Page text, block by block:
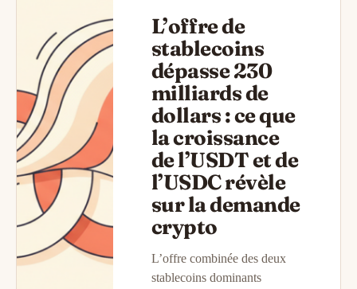
L’offre de
stablecoins
dépasse 230
milliards de
dollars : ce que
la croissance
de l’USDT et de
l’USDC révèle
sur la demande
crypto
L’offre combinée des deux
stablecoins dominants